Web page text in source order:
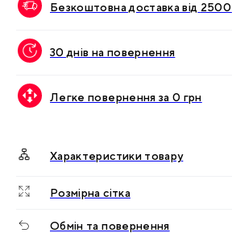
Безкоштовна доставка від 2500
30 днів на повернення
Легке повернення за 0 грн
Характеристики товару
Розмірна сітка
Обмін та повернення